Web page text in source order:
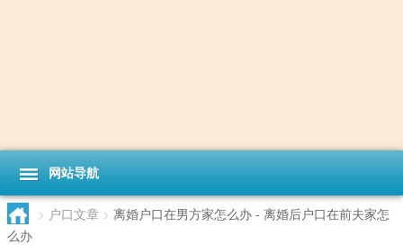
网站导航
> 户口文章 > 离婚户口在男方家怎么办 - 离婚后户口在前夫家怎
么办